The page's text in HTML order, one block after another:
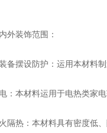
装饰范围：
摆设防护：运用本材料制
本材料运用于电热类家电
热：本材料具有密度低、